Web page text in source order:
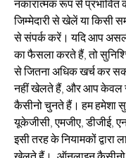
नकारात्मक रूप से प्रभावित
जिम्मेदारी से खेलें या किसी
से संपर्क करें। यदि आप
का फैसला करते हैं, तो
से जितना अधिक खर्च कर
नहीं खेलते हैं, और आप केवल
कैसीनो चुनते हैं। हम हमेशा
यूकेजीसी, एमजीए, डीजीई,
इसी तरह के नियामकों द्वारा